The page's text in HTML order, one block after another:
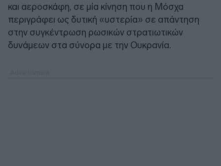
και αεροσκάφη, σε μία κίνηση που η Μόσχα
περιγράφει ως δυτική «υστερία» σε απάντηση
στην συγκέντρωση ρωσικών στρατιωτικών
δυνάμεων στα σύνορα με την Ουκρανία.